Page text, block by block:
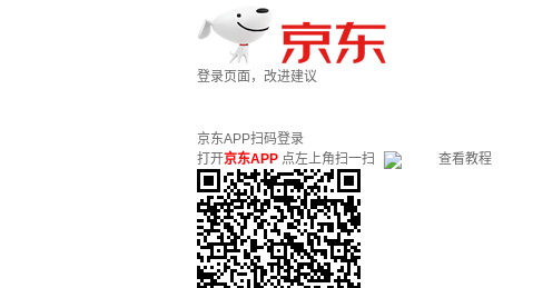
登录页面，改进建议
京东APP扫码登录
打开京东APP 点左上角扫一扫 查看教程